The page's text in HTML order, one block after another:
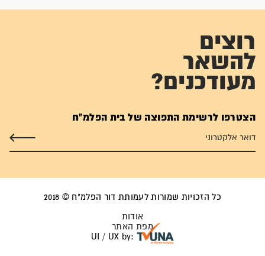
רוצים
להשאר
מעודכנים?
הצטרפו לרשימת התפוצה של בית הפלמ"ח
כל הזכויות שמורות לעמותת דור הפלמ"ח © 2018
אודות
מפת האתר
UI / UX by: